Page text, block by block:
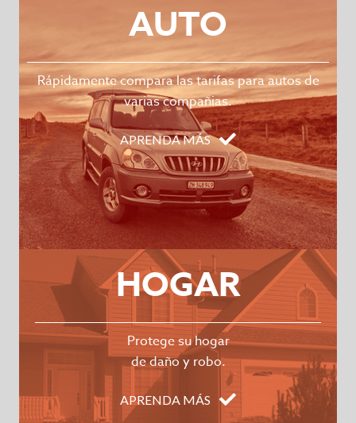
AUTO
Rápidamente compara las tarifas para autos de
varias compañias.
APRENDA MÁS
HOGAR
Protege su hogar
de daño y robo.
APRENDA MÁS